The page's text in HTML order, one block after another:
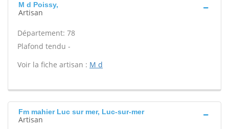
M d Poissy,
Artisan
Département: 78
Plafond tendu -
Voir la fiche artisan : M d
Fm mahier Luc sur mer, Luc-sur-mer
Artisan